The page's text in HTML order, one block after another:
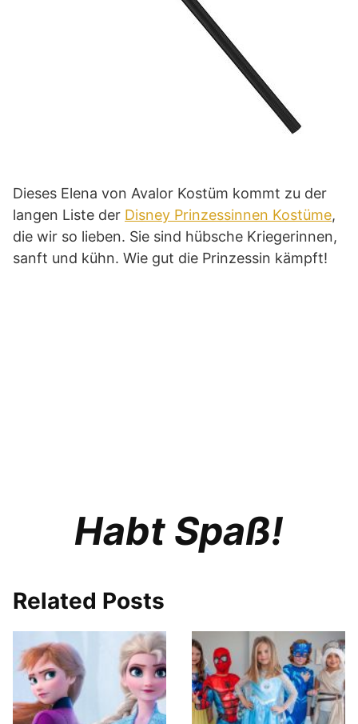
Dieses Elena von Avalor Kostüm kommt zu der
langen Liste der Disney Prinzessinnen Kostüme,
die wir so lieben. Sie sind hübsche Kriegerinnen,
sanft und kühn. Wie gut die Prinzessin kämpft!
Habt Spaß!
Related Posts